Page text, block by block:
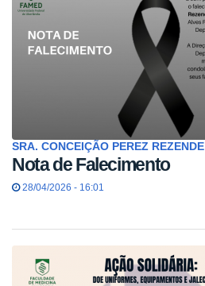
SRA. CONCEIÇÃO PEREZ REZENDE
Nota de Falecimento
28/04/2026 - 16:01